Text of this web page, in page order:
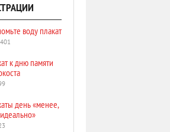
воду плакат
к дню памяти
день «менее,